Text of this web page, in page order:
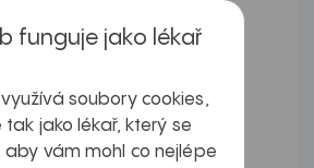
po xx letech přivezla z Východu...
5.10.2023
funguje jako lékař
soubory cookies,
jako lékař, který se
vám mohl co nejlépe